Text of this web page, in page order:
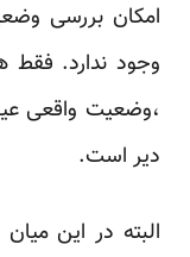
امکان بررسی
وجود ندارد. فقط
،وضعیت واقعی
دیر است.
البته در این